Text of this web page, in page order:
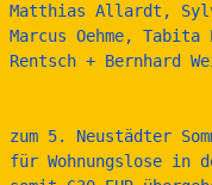
Matthias Allardt,
Marcus Oehme,
Rentsch + Bernhard
zum 5. Neustädter
für Wohnungslose in